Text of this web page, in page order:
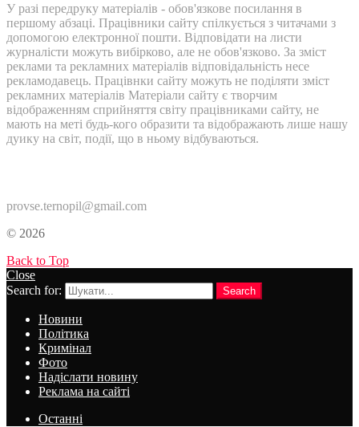
У разі передруку матеріалів - обов'язкове посилання в
першому абзаці. Працівники сайту спілкується з читачами з
допомогою електронної пошти. Відповідати на листи
журналісти можуть вибірково, але не обов'язково. За зміст
реклами та рекламних матеріалів відповідальність несе
рекламодавець. Працівнки сайту можуть не поділяти зміст
рекламних матеріалів Матеріали сайту є творчим
відображенням сприйняття світу працівниками сайту, не
мають на меті будь-кого образити та відображають лише нашу
дуику на світ, події, що в ньому відбуваються.
provse.ternopil@gmail.com
© 2026
Back to Top
Close
Search for:
Search
Новини
Політика
Кримінал
Фото
Надіслати новину
Реклама на сайті
Останні